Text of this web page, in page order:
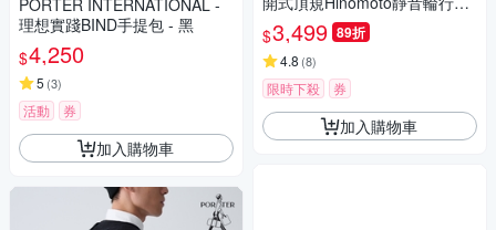
PORTER INTERNATIONAL -
理想實踐BIND手提包 - 黑
$4,250
5 (3)
活動 券
加入購物車
箱-多色任選
$3,499 89折
4.8 (8)
限時下殺 券
加入購物車